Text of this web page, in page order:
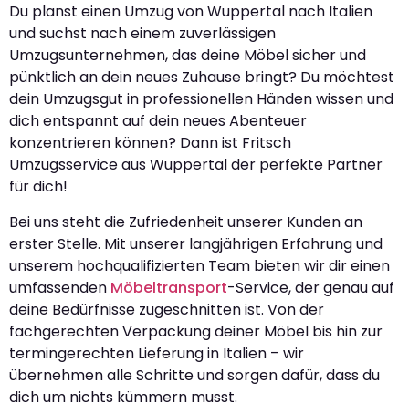
Du planst einen Umzug von Wuppertal nach Italien
und suchst nach einem zuverlässigen
Umzugsunternehmen, das deine Möbel sicher und
pünktlich an dein neues Zuhause bringt? Du möchtest
dein Umzugsgut in professionellen Händen wissen und
dich entspannt auf dein neues Abenteuer
konzentrieren können? Dann ist Fritsch
Umzugsservice aus Wuppertal der perfekte Partner
für dich!
Bei uns steht die Zufriedenheit unserer Kunden an
erster Stelle. Mit unserer langjährigen Erfahrung und
unserem hochqualifizierten Team bieten wir dir einen
umfassenden Möbeltransport-Service, der genau auf
deine Bedürfnisse zugeschnitten ist. Von der
fachgerechten Verpackung deiner Möbel bis hin zur
termingerechten Lieferung in Italien – wir
übernehmen alle Schritte und sorgen dafür, dass du
dich um nichts kümmern musst.